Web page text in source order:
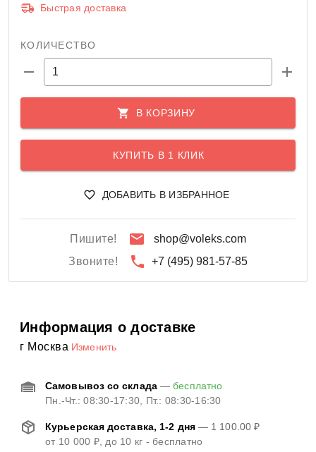
Быстрая доставка
КОЛИЧЕСТВО
В КОРЗИНУ
КУПИТЬ В 1 КЛИК
ДОБАВИТЬ В ИЗБРАННОЕ
Пишите!
shop@voleks.com
Звоните!
+7 (495) 981-57-85
Информация о доставке
г Москва Изменить
Самовывоз со склада—бесплатно
Пн.-Чт.: 08:30-17:30, Пт.: 08:30-16:30
Курьерская доставка, 1-2 дня— 1 100.00 ₽
от 10 000 ₽, до 10 кг - бесплатно